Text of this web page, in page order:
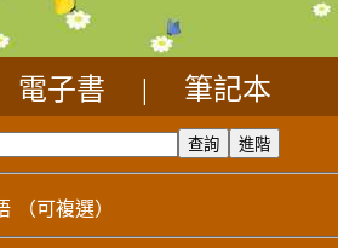
電子書 筆記本
（可複選）